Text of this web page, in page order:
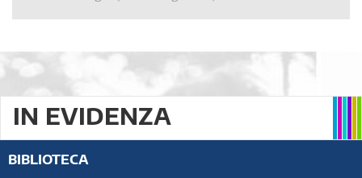
IN EVIDENZA
BIBLIOTECA